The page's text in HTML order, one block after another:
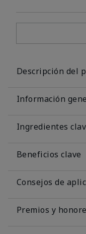
Descripción del
Información
Ingredientes
Beneficios clave
Consejos de
Premios y